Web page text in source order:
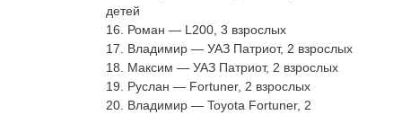
детей
16. Роман — L200, 3 взрослых
17. Владимир — УАЗ Патриот, 2 взрослых
18. Максим — УАЗ Патриот, 2 взрослых
19. Руслан — Fortuner, 2 взрослых
20. Владимир — Toyota Fortuner, 2